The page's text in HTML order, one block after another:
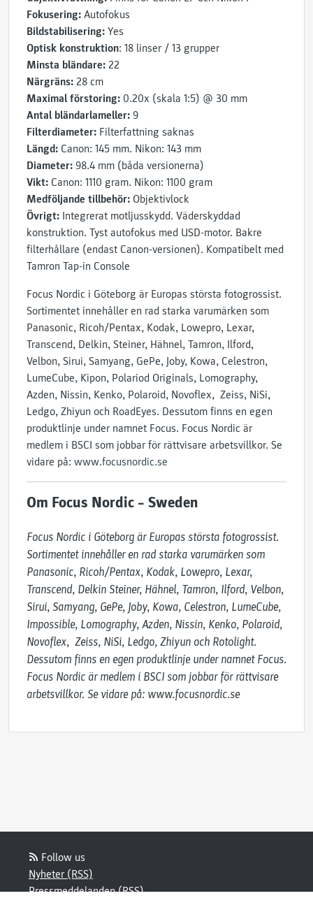
Fokusering: Autofokus
Bildstabilisering: Yes
Optisk konstruktion: 18 linser / 13 grupper
Minsta bländare: 22
Närgräns: 28 cm
Maximal förstoring: 0.20x (skala 1:5) @ 30 mm
Antal bländarlameller: 9
Filterdiameter: Filterfattning saknas
Längd: Canon: 145 mm. Nikon: 143 mm
Diameter: 98.4 mm (båda versionerna)
Vikt: Canon: 1110 gram. Nikon: 1100 gram
Medföljande tillbehör: Objektivlock
Övrigt: Integrerat motljusskydd. Väderskyddad
konstruktion. Tyst autofokus med USD-motor. Bakre
filterhållare (endast Canon-versionen). Kompatibelt med
Tamron Tap-in Console
Focus Nordic i Göteborg är Europas största fotogrossist.
Sortimentet innehåller en rad starka varumärken som
Panasonic, Ricoh/Pentax, Kodak, Lowepro, Lexar,
Transcend, Delkin, Steiner, Hähnel, Tamron, Ilford,
Velbon, Sirui, Samyang, GePe, Joby, Kowa, Celestron,
LumeCube, Kipon, Polariod Originals, Lomography,
Azden, Nissin, Kenko, Polaroid, Novoflex, Zeiss, NiSi,
Ledgo, Zhiyun och RoadEyes. Dessutom finns en egen
produktlinje under namnet Focus. Focus Nordic är
medlem i BSCI som jobbar för rättvisare arbetsvillkor. Se
vidare på: www.focusnordic.se
Om Focus Nordic – Sweden
Focus Nordic i Göteborg är Europas största fotogrossist.
Sortimentet innehåller en rad starka varumärken som
Panasonic, Ricoh/Pentax, Kodak, Lowepro, Lexar,
Transcend, Delkin Steiner, Hähnel, Tamron, Ilford, Velbon,
Sirui, Samyang, GePe, Joby, Kowa, Celestron, LumeCube,
Impossible, Lomography, Azden, Nissin, Kenko, Polaroid,
Novoflex,  Zeiss, NiSi, Ledgo, Zhiyun och Rotolight.
Dessutom finns en egen produktlinje under namnet Focus.
Focus Nordic är medlem i BSCI som jobbar för rättvisare
arbetsvillkor. Se vidare på: www.focusnordic.se
Follow us
Nyheter (RSS)
Pressmeddelanden (RSS)